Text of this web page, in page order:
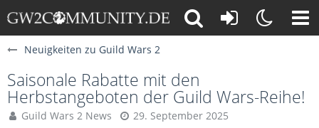
Neuigkeiten zu Guild Wars 2
Saisonale Rabatte mit den
Herbstangeboten der Guild Wars-Reihe!
Guild Wars 2 News 29. September 2025